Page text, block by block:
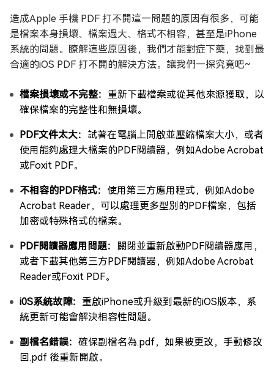
造成Apple 手機 PDF 打不開這一問題的原因有很多，可能
是檔案本身損壞、檔案過大、格式不相容，甚至是iPhone
系統的問題。瞭解這些原因後，我們才能對症下藥，找到最
合適的iOS PDF 打不開的解決方法。讓我們一探究竟吧~
檔案損壞或不完整： 重新下載檔案或從其他來源獲取，以
確保檔案的完整性和無損壞。
PDF文件太大： 試著在電腦上開啟並壓縮檔案大小，或者
使用能夠處理大檔案的PDF閱讀器，例如Adobe Acrobat
或Foxit PDF。
不相容的PDF格式： 使用第三方應用程式，例如Adobe
Acrobat Reader，可以處理更多型別的PDF檔案，包括
加密或特殊格式的檔案。
PDF閱讀器應用問題：
關閉並重新啟動PDF閱讀器應用，
或者下載其他第三方PDF閱讀器，例如Adobe Acrobat
Reader或Foxit PDF。
i0S系統故障： 重啟iPhone或升級到最新的iOS版本，系
統更新可能會解決相容性問題。
副檔名錯誤： 確保副檔名為.pdf，如果被更改，手動修改
回.pdf 後重新開啟。